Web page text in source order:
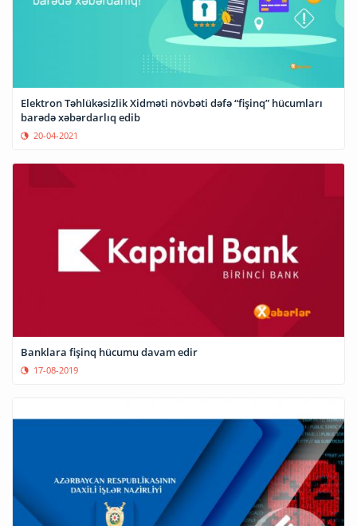
Elektron Təhlükəsizlik Xidməti növbəti dəfə “fişinq” hücumları
barədə xəbərdarlıq edib
20-04-2021
Banklara fişinq hücumu davam edir
17-08-2019